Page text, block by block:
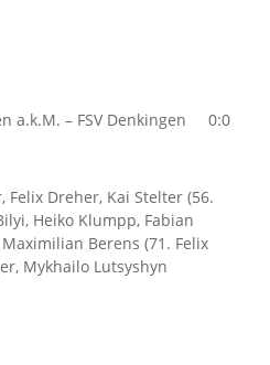
a.k.M. – FSV Denkingen 0:0
Felix Dreher, Kai Stelter (56.
Heiko Klumpp, Fabian
Berens (71. Felix
Mykhailo Lutsyshyn